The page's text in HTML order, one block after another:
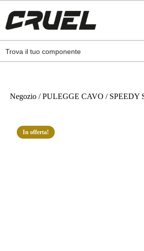
Negozio /PULEGGE CAVO / SPEEDY
In offerta!